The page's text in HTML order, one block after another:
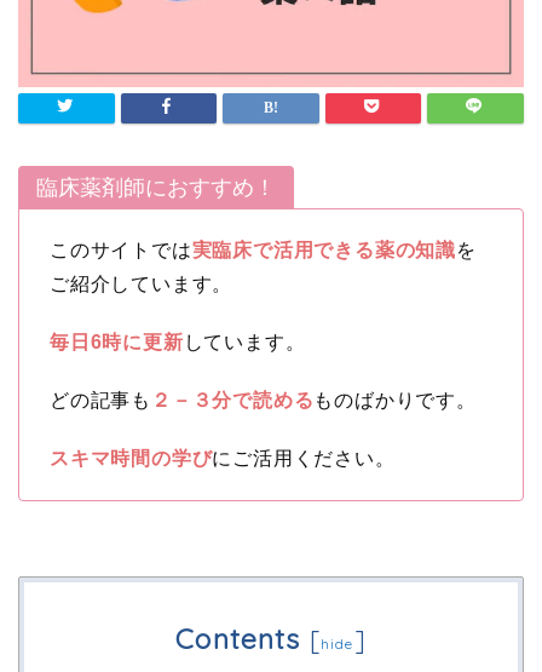
臨床薬剤師におすすめ！
このサイトでは実臨床で活用できる薬の知識を
ご紹介しています。
毎日6時に更新 しています。
どの記事も ２－３分で読める ものばかりです。
スキマ時間の学びにご活用ください。
Contents [hide ]